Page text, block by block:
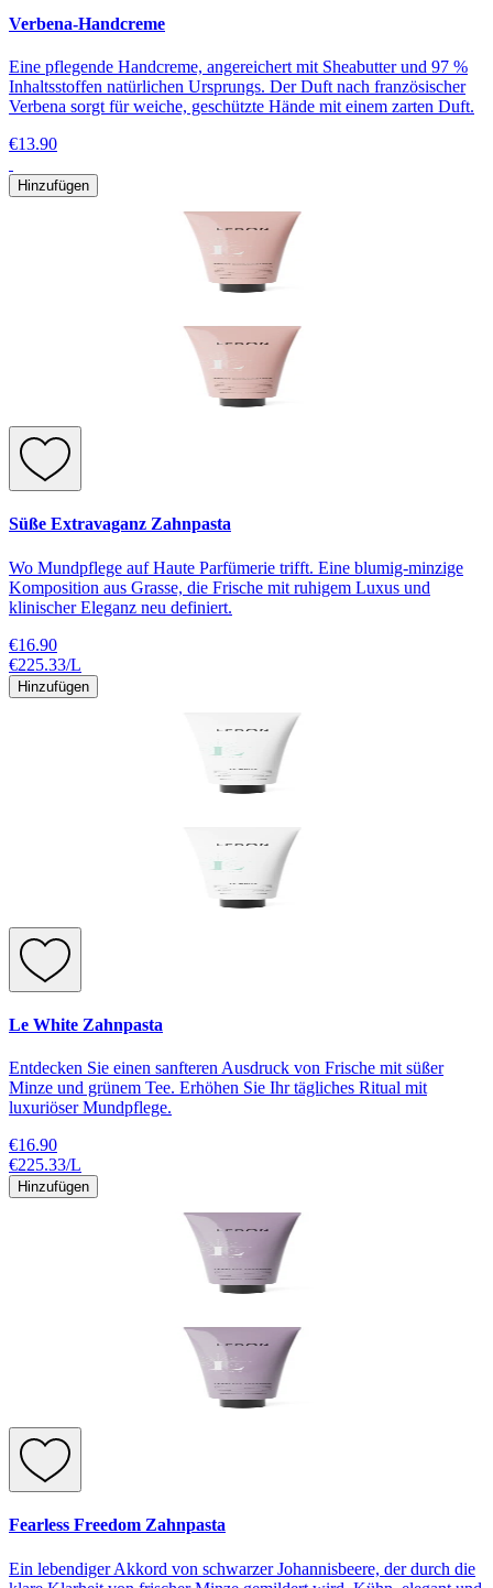
Verbena-Handcreme
Eine pflegende Handcreme, angereichert mit Sheabutter und 97 %
Inhaltsstoffen natürlichen Ursprungs. Der Duft nach französischer
Verbena sorgt für weiche, geschützte Hände mit einem zarten Duft.
€13.90
Hinzufügen
Süße Extravaganz Zahnpasta
Wo Mundpflege auf Haute Parfümerie trifft. Eine blumig-minzige
Komposition aus Grasse, die Frische mit ruhigem Luxus und
klinischer Eleganz neu definiert.
€16.90
€225.33/L
Hinzufügen
Le White Zahnpasta
Entdecken Sie einen sanfteren Ausdruck von Frische mit süßer
Minze und grünem Tee. Erhöhen Sie Ihr tägliches Ritual mit
luxuriöser Mundpflege.
€16.90
€225.33/L
Hinzufügen
Fearless Freedom Zahnpasta
Ein lebendiger Akkord von schwarzer Johannisbeere, der durch die